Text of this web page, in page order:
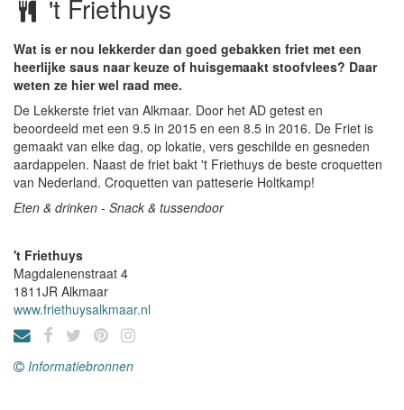
't Friethuys
Wat is er nou lekkerder dan goed gebakken friet met een
heerlijke saus naar keuze of huisgemaakt stoofvlees? Daar
weten ze hier wel raad mee.
De Lekkerste friet van Alkmaar. Door het AD getest en
beoordeeld met een 9.5 in 2015 en een 8.5 in 2016. De Friet is
gemaakt van elke dag, op lokatie, vers geschilde en gesneden
aardappelen. Naast de friet bakt 't Friethuys de beste croquetten
van Nederland. Croquetten van patteserie Holtkamp!
Eten & drinken - Snack & tussendoor
't Friethuys
Magdalenenstraat 4
1811JR Alkmaar
www.friethuysalkmaar.nl
Informatiebronnen